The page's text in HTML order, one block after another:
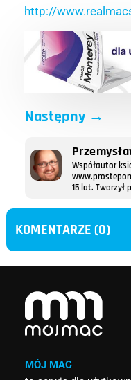
http://
Następny→
Współautor
15 lat. Tworzył
KOMENTARZE (0)
MÓJ MAC